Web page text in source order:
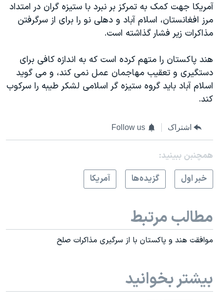
آمريکا جهت کمک به تمرکز بر نبرد با ستیزه گران در امتداد
مرز افغانستان، اسلام آباد و دهلی نو را برای از سرگرفتن
مذاکرات زیر فشار گذاشته است.
هند پاکستان را متهم کرده است که به اندازه کافی برای
دستگیری و تعقیب مهاجمان عمل نمی کند، و می گوید
اسلام آباد باید گروه ستیزه گر اسلامی لشکر طیبه را سرکوب
کند.
اشتراک Follow us
همچنبن ببینید:
خبر اول
گزيده‌ها آمريکا
مطالب مرتبط
موافقت هند و پاکستان با از سرگیری مذاکرات صلح
بیشتر بخوانید